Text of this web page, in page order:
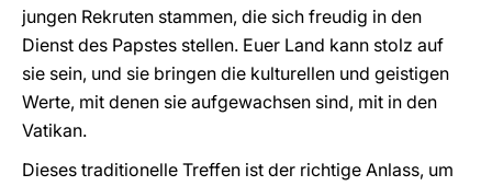
jungen Rekruten stammen, die sich freudig in den
Dienst des Papstes stellen. Euer Land kann stolz auf
sie sein, und sie bringen die kulturellen und geistigen
Werte, mit denen sie aufgewachsen sind, mit in den
Vatikan.
Dieses traditionelle Treffen ist der richtige Anlass, um